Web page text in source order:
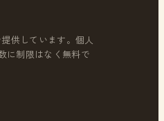
供しています。個人
に制限はなく無料で